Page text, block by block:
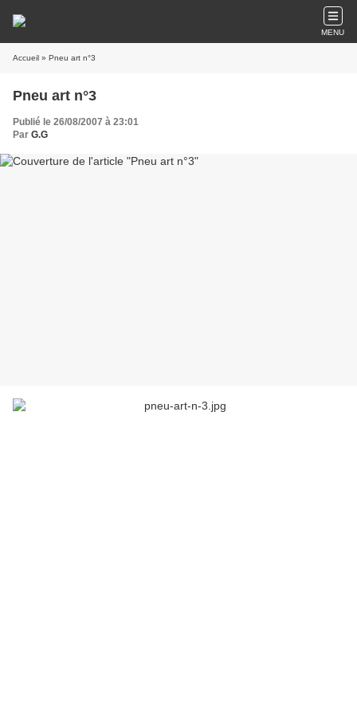
MENU
Accueil » Pneu art n°3
Pneu art n°3
Publié le 26/08/2007 à 23:01
Par G.G